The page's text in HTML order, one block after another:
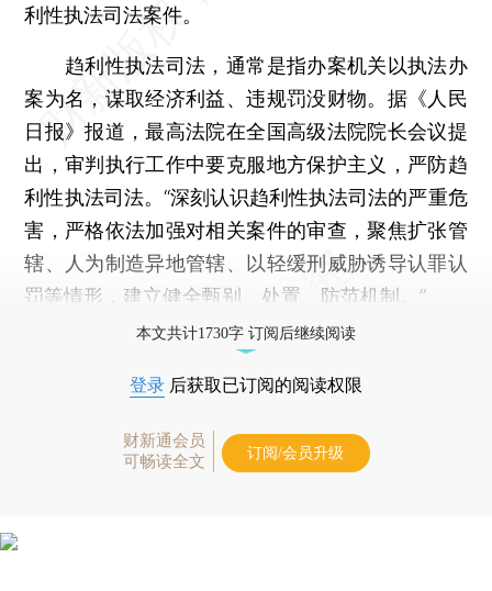
利性执法司法案件。
趋利性执法司法，通常是指办案机关以执法办
案为名，谋取经济利益、违规罚没财物。据《人民
日报》报道，最高法院在全国高级法院院长会议提
出，审判执行工作中要克服地方保护主义，严防趋
利性执法司法。“深刻认识趋利性执法司法的严重危
害，严格依法加强对相关案件的审查，聚焦扩张管
辖、人为制造异地管辖、以轻缓刑威胁诱导认罪认
罚等情形，建立健全甄别、处置、防范机制。”
本文共计1730字 订阅后继续阅读
登录 后获取已订阅的阅读权限
财新通会员
可畅读全文
订阅/会员升级